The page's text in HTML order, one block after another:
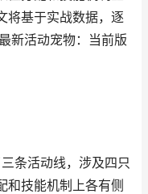
将基于实战数据，逐
新活动宠物：当前版
条活动线，涉及四只
和技能机制上各有侧